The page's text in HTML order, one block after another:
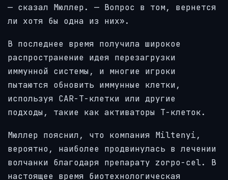
— сказал Мюллер. — Вопрос в том, вернется
ли хотя бы одна из них».
В последнее время получила широкое
распространение идея перезагрузки
иммунной системы, и многие игроки
пытаются обновить иммунные клетки,
используя CAR-T-клетки или другие
подходы, такие как активаторы Т-клеток.
Мюллер пояснил, что компания Miltenyi,
вероятно, наиболее продвинулась в лечении
волчанки благодаря препарату zorpo-cel. В
настоящее время биотехнологическая